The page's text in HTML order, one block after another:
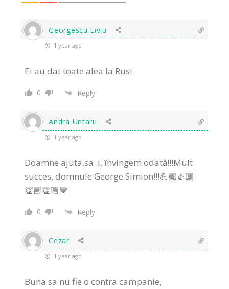
Georgescu Liviu
1 year ago
Ei au dat toate alea la Rusi
0 Reply
Andra Untaru
1 year ago
Doamne ajuta,sa .i, învingem odată!!!Mult
succes, domnule George Simion!!!💪🏾👍🏾
👏🏾👏🏾💙
0 Reply
Cezar
1 year ago
Buna sa nu fie o contra campanie,